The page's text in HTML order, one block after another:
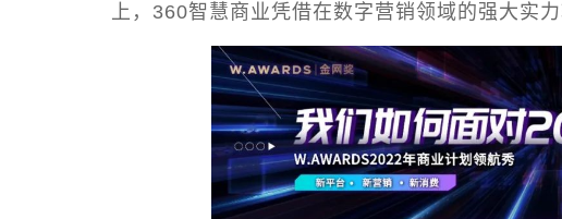
上，360智慧商业凭借在数字营销领域的强大实力